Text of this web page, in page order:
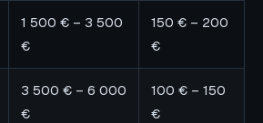
1 500 € – 3 500
€
150 € – 200
€
3 500 € – 6 000
€
100 € – 150
€